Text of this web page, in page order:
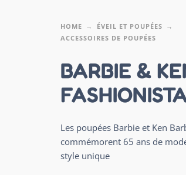
HOME
ÉVEIL ET POUPÉES
ACCESSOIRES DE POUPÉES
BARBIE &
Les poupées Barbie et Ken
commémorent 65 ans de
style unique